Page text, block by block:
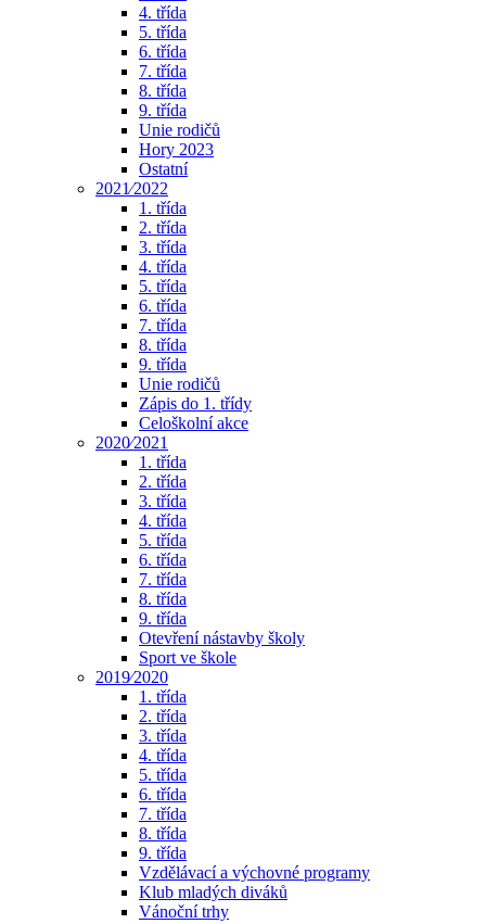
4. třída
5. třída
6. třída
7. třída
8. třída
9. třída
Unie rodičů
Hory 2023
Ostatní
2021⁄2022
1. třída
2. třída
3. třída
4. třída
5. třída
6. třída
7. třída
8. třída
9. třída
Unie rodičů
Zápis do 1. třídy
Celoškolní akce
2020⁄2021
1. třída
2. třída
3. třída
4. třída
5. třída
6. třída
7. třída
8. třída
9. třída
Otevření nástavby školy
Sport ve škole
2019⁄2020
1. třída
2. třída
3. třída
4. třída
5. třída
6. třída
7. třída
8. třída
9. třída
Vzdělávací a výchovné programy
Klub mladých diváků
Vánoční trhy